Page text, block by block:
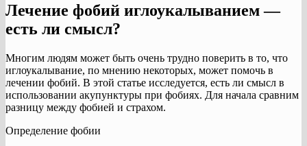
Лечение фобий иглоукалыванием —
есть ли смысл?
Многим людям может быть очень трудно поверить в то, что
иглоукалывание, по мнению некоторых, может помочь в
лечении фобий. В этой статье исследуется, есть ли смысл в
использовании акупунктуры при фобиях. Для начала сравним
разницу между фобией и страхом.
Определение фобии